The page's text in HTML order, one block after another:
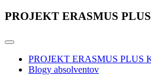
PROJEKT ERASMUS
PROJEKT ERASMUS PLUS
Blogy absolventov